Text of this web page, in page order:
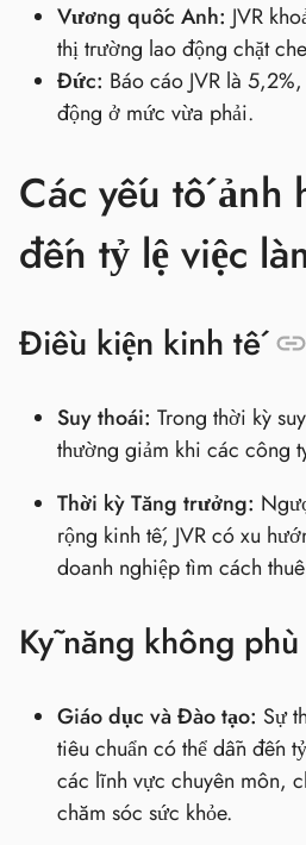
Vương quốc Anh: JVR
thị trường lao động chặt
Đức: Báo cáo JVR là
động ở mức vừa phải.
Các yếu tố ảnh
đến tỷ lệ việc
Điều kiện kinh tế
Suy thoái: Trong thời kỳ
thường giảm khi các công
Thời kỳ Tăng trưởng:
rộng kinh tế, JVR có xu
doanh nghiệp tìm cách
Kỹ năng không
Giáo dục và Đào tạo: Sự
tiêu chuẩn có thể dẫn đến
các lĩnh vực chuyên môn,
chăm sóc sức khỏe.